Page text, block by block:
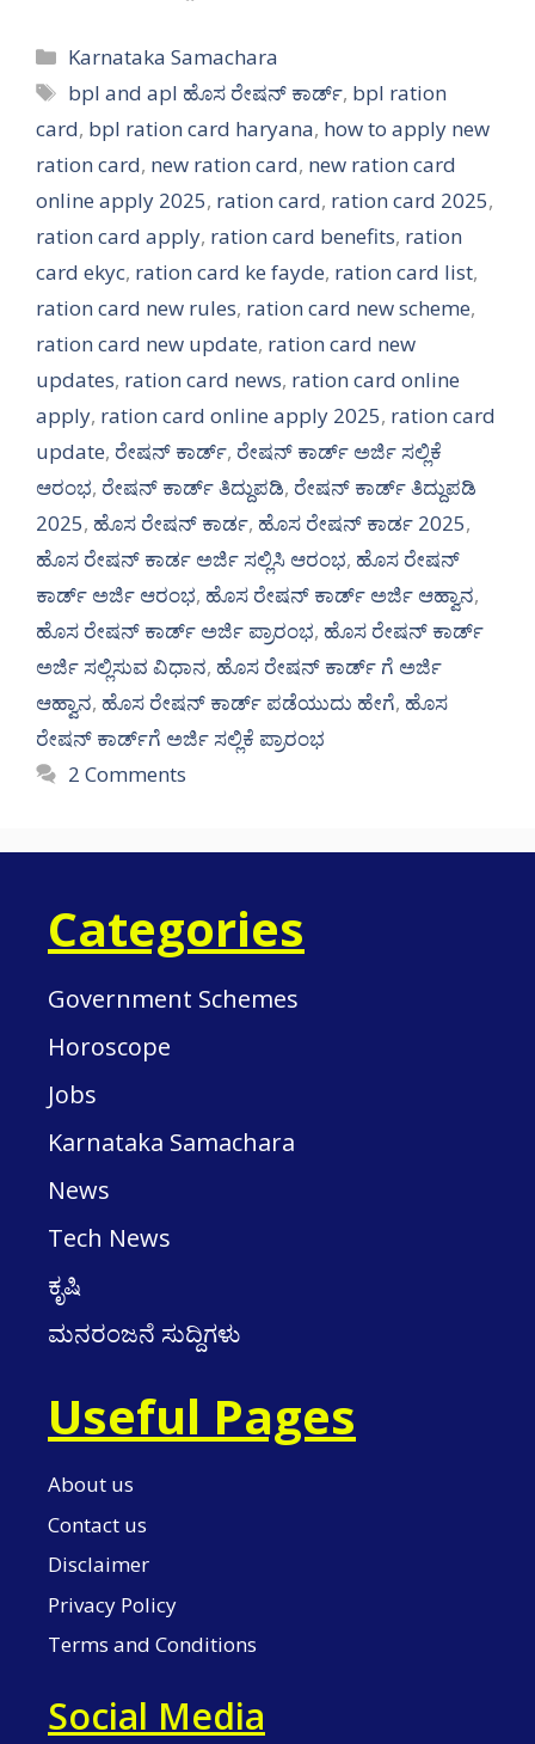
Categories
Karnataka Samachara
Tags
bpl and apl ಹೊಸ ರೇಷನ್ ಕಾರ್ಡ್, bpl ration
card, bpl ration card haryana, how to apply new
ration card, new ration card, new ration card
online apply 2025, ration card, ration card 2025,
ration card apply, ration card benefits, ration
card ekyc, ration card ke fayde, ration card list,
ration card new rules, ration card new scheme,
ration card new update, ration card new
updates, ration card news, ration card online
apply, ration card online apply 2025, ration card
update, ರೇಷನ್ ಕಾರ್ಡ್, ರೇಷನ್ ಕಾರ್ಡ್ ಅರ್ಜಿ ಸಲ್ಲಿಕೆ
ಆರಂಭ, ರೇಷನ್ ಕಾರ್ಡ್ ತಿದ್ದುಪಡಿ, ರೇಷನ್ ಕಾರ್ಡ್ ತಿದ್ದುಪಡಿ
2025, ಹೊಸ ರೇಷನ್ ಕಾರ್ಡ, ಹೊಸ ರೇಷನ್ ಕಾರ್ಡ 2025,
ಹೊಸ ರೇಷನ್ ಕಾರ್ಡ ಅರ್ಜಿ ಸಲ್ಲಿಸಿ ಆರಂಭ, ಹೊಸ ರೇಷನ್
ಕಾರ್ಡ್ ಅರ್ಜಿ ಆರಂಭ, ಹೊಸ ರೇಷನ್ ಕಾರ್ಡ್ ಅರ್ಜಿ ಆಹ್ವಾನ,
ಹೊಸ ರೇಷನ್ ಕಾರ್ಡ್ ಅರ್ಜಿ ಪ್ರಾರಂಭ, ಹೊಸ ರೇಷನ್ ಕಾರ್ಡ್
ಅರ್ಜಿ ಸಲ್ಲಿಸುವ ವಿಧಾನ, ಹೊಸ ರೇಷನ್ ಕಾರ್ಡ್ ಗೆ ಅರ್ಜಿ
ಆಹ್ವಾನ, ಹೊಸ ರೇಷನ್ ಕಾರ್ಡ್ ಪಡೆಯುದು ಹೇಗೆ, ಹೊಸ
ರೇಷನ್ ಕಾರ್ಡ್‌ಗೆ ಅರ್ಜಿ ಸಲ್ಲಿಕೆ ಪ್ರಾರಂಭ
2 Comments
Categories
Government Schemes
Horoscope
Jobs
Karnataka Samachara
News
Tech News
ಕೃಷಿ
ಮನರಂಜನೆ ಸುದ್ದಿಗಳು
Useful Pages
About us
Contact us
Disclaimer
Privacy Policy
Terms and Conditions
Social Media